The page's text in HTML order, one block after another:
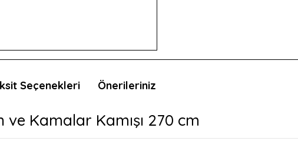
Seçenekleri Önerileriniz
Kamalar Kamışı 270 cm